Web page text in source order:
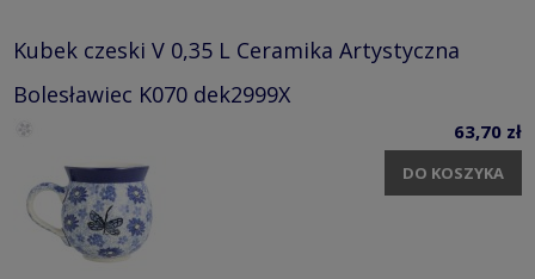
Kubek czeski V 0,35 L Ceramika Artystyczna
Bolesławiec K070 dek2999X
63,70 zł
DO KOSZYKA